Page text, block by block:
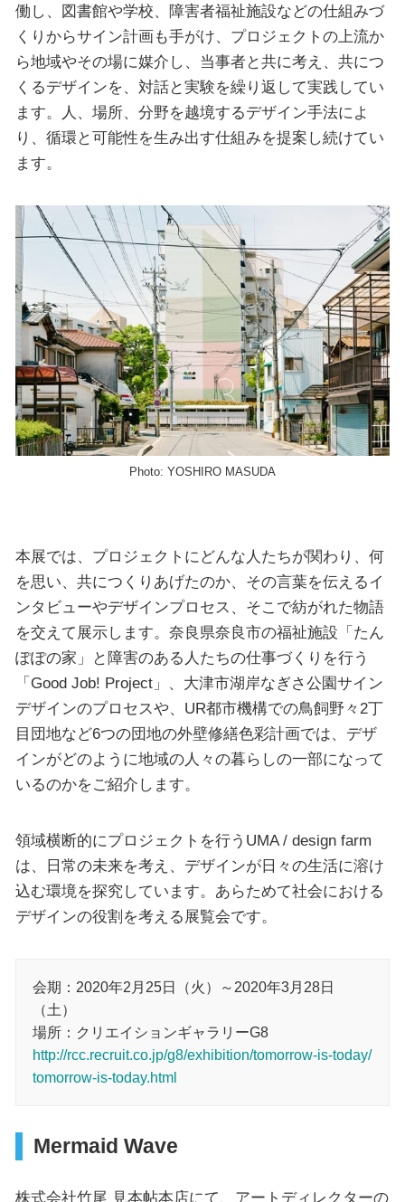
働し、図書館や学校、障害者福祉施設などの仕組みづ
くりからサイン計画も手がけ、プロジェクトの上流か
ら地域やその場に媒介し、当事者と共に考え、共につ
くるデザインを、対話と実験を繰り返して実践してい
ます。人、場所、分野を越境するデザイン手法によ
り、循環と可能性を生み出す仕組みを提案し続けてい
ます。
Photo: YOSHIRO MASUDA
本展では、プロジェクトにどんな人たちが関わり、何
を思い、共につくりあげたのか、その言葉を伝えるイ
ンタビューやデザインプロセス、そこで紡がれた物語
を交えて展示します。奈良県奈良市の福祉施設「たん
ぽぽの家」と障害のある人たちの仕事づくりを行う
「Good Job! Project」、大津市湖岸なぎさ公園サイン
デザインのプロセスや、UR都市機構での鳥飼野々2丁
目団地など6つの団地の外壁修繕色彩計画では、デザ
インがどのように地域の人々の暮らしの一部になって
いるのかをご紹介します。
領域横断的にプロジェクトを行うUMA / design farm
は、日常の未来を考え、デザインが日々の生活に溶け
込む環境を探究しています。あらためて社会における
デザインの役割を考える展覧会です。
会期：2020年2月25日（火）～2020年3月28日
（土）
場所：クリエイションギャラリーG8
http://rcc.recruit.co.jp/g8/exhibition/tomorrow-is-today/
tomorrow-is-today.html
Mermaid Wave
株式会社竹尾 見本帖本店にて、アートディレクターの